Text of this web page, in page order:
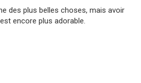
des plus belles choses, mais avoir
encore plus adorable.